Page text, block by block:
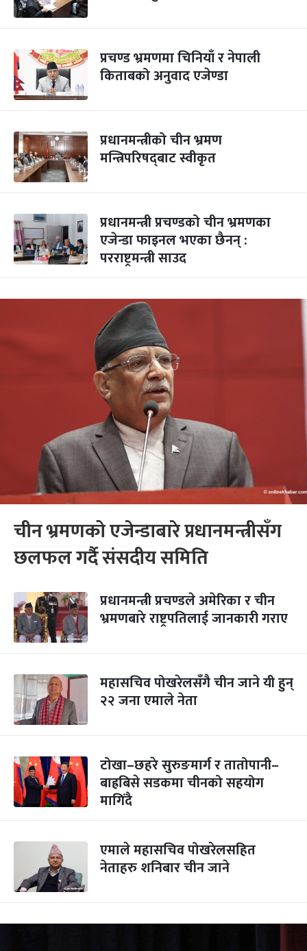
प्रचण्ड भ्रमणमा चिनियाँ र नेपाली
किताबको अनुवाद एजेण्डा
प्रधानमन्त्रीको चीन भ्रमण
मन्त्रिपरिषद्‍बाट स्वीकृत
प्रधानमन्त्री प्रचण्डको चीन भ्रमणका
एजेन्डा फाइनल भएका छैनन् :
परराष्ट्रमन्त्री साउद
चीन भ्रमणको एजेन्डाबारे प्रधानमन्त्रीसँग
छलफल गर्दै संसदीय समिति
प्रधानमन्त्री प्रचण्डले अमेरिका र चीन
भ्रमणबारे राष्ट्रपतिलाई जानकारी गराए
महासचिव पोखरेलसँगै चीन जाने यी हुन्
२२ जना एमाले नेता
टोखा–छहरे सुरुङमार्ग र तातोपानी–
बाह्रबिसे सडकमा चीनको सहयोग
मागिंदै
एमाले महासचिव पोखरेलसहित
नेताहरु शनिबार चीन जाने